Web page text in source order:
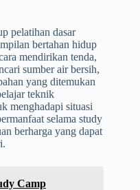
pelatihan dasar
bertahan hidup
mendirikan tenda,
sumber air bersih,
yang ditemukan
teknik
menghadapi situasi
selama study
berharga yang dapat
Camp